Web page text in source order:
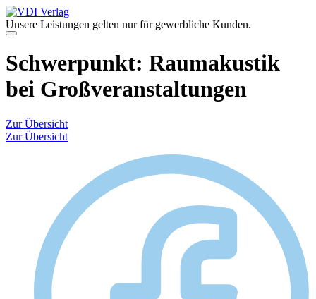
Zum
Inhalt
springen
Unsere Leistungen gelten nur für gewerbliche Kunden.
Menü
Schwerpunkt: Raumakustik
bei Großveranstaltungen
Zur Übersicht
Zur Übersicht